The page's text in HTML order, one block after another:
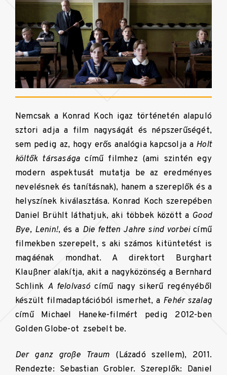
Nemcsak a Konrad Koch igaz történetén alapuló
sztori adja a film nagyságát és népszerűségét,
sem pedig az, hogy erős analógia kapcsolja a Holt
költők társasága című filmhez (ami szintén egy
modern aspektusát mutatja be az eredményes
nevelésnek és tanításnak), hanem a szereplők és a
helyszínek kiválasztása. Konrad Koch szerepében
Daniel Brühlt láthatjuk, aki többek között a Good
Bye, Lenin!, és a Die fetten Jahre sind vorbeicímű
filmekben szerepelt, s aki számos kitüntetést is
magáénak mondhat. A direktort Burghart
Klaußner alakítja, akit a nagyközönség a Bernhard
Schlink A felolvasócímű nagy sikerű regényéből
készült filmadaptációból ismerhet, a Fehér szalag
című Michael Haneke-filmért pedig 2012-ben
Golden Globe-ot zsebelt be.
Der ganz große Traum (Lázadó szellem), 2011.
Rendezte: Sebastian Grobler. Szereplők: Daniel